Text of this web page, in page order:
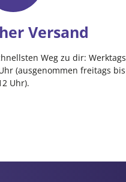
Versand
Weg zu dir: Werktags
(ausgenommen freitags bis
Uhr).